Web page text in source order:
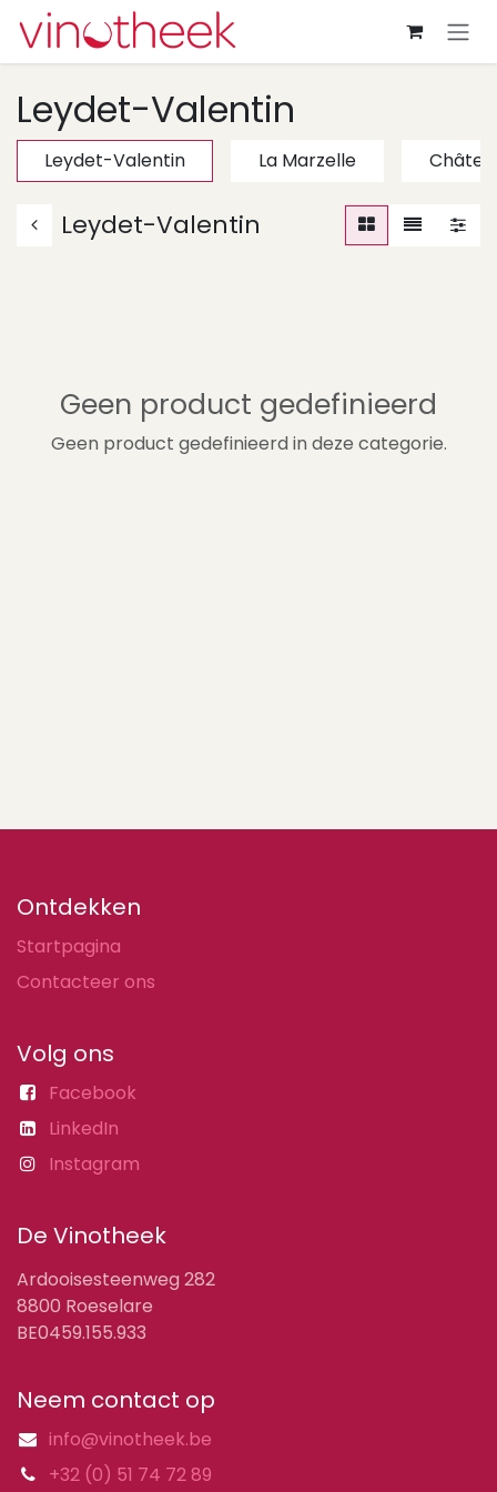
Overslaan naar inhoud
Leydet-Valentin
Leydet-Valentin La Marzelle
Leydet-Valentin
Geen product gedefinieerd
Geen product gedefinieerd in deze categorie.
Ontdekken
Startpagina
Contacteer ons
Volg ons
Facebook
LinkedIn
Instagram
De Vinotheek
Ardooisesteenweg 282
8800 Roeselare
BE0459.155.933
Neem contact op
info@vinotheek.be
+32 (0) 51 74 72 89